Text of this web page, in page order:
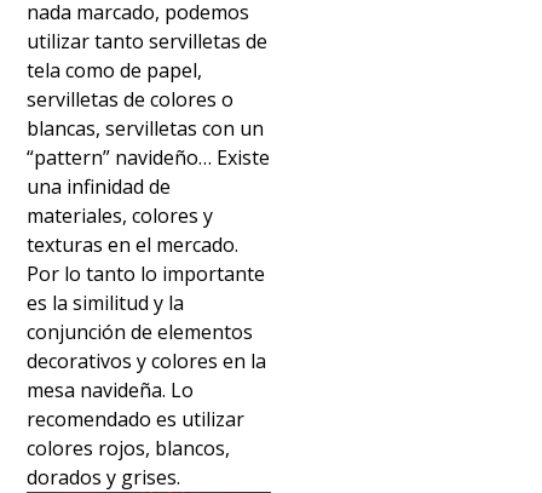
nada marcado, podemos
utilizar tanto servilletas de
tela como de papel,
servilletas de colores o
blancas, servilletas con un
“pattern” navideño… Existe
una infinidad de
materiales, colores y
texturas en el mercado.
Por lo tanto lo importante
es la similitud y la
conjunción de elementos
decorativos y colores en la
mesa navideña. Lo
recomendado es utilizar
colores rojos, blancos,
dorados y grises.